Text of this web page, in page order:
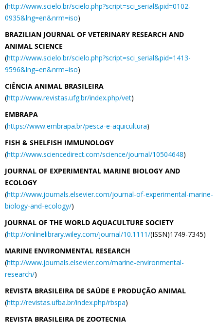
(http://www.scielo.br/scielo.php?script=sci_serial&pid=0102-
0935&lng=en&nrm=iso)
BRAZILIAN JOURNAL OF VETERINARY RESEARCH AND
ANIMAL SCIENCE
(http://www.scielo.br/scielo.php?script=sci_serial&pid=1413-
9596&lng=en&nrm=iso)
CIÊNCIA ANIMAL BRASILEIRA
(http://www.revistas.ufg.br/index.php/vet)
EMBRAPA
(https://www.embrapa.br/pesca-e-aquicultura)
FISH & SHELFISH IMMUNOLOGY
(http://www.sciencedirect.com/science/journal/10504648)
JOURNAL OF EXPERIMENTAL MARINE BIOLOGY AND
ECOLOGY
(http://www.journals.elsevier.com/journal-of-experimental-marine-
biology-and-ecology/)
JOURNAL OF THE WORLD AQUACULTURE SOCIETY
(http://onlinelibrary.wiley.com/journal/10.1111/(ISSN)1749-7345)
MARINE ENVIRONMENTAL RESEARCH
(http://www.journals.elsevier.com/marine-environmental-
research/)
REVISTA BRASILEIRA DE SAÚDE E PRODUÇÃO ANIMAL
(http://revistas.ufba.br/index.php/rbspa)
REVISTA BRASILEIRA DE ZOOTECNIA